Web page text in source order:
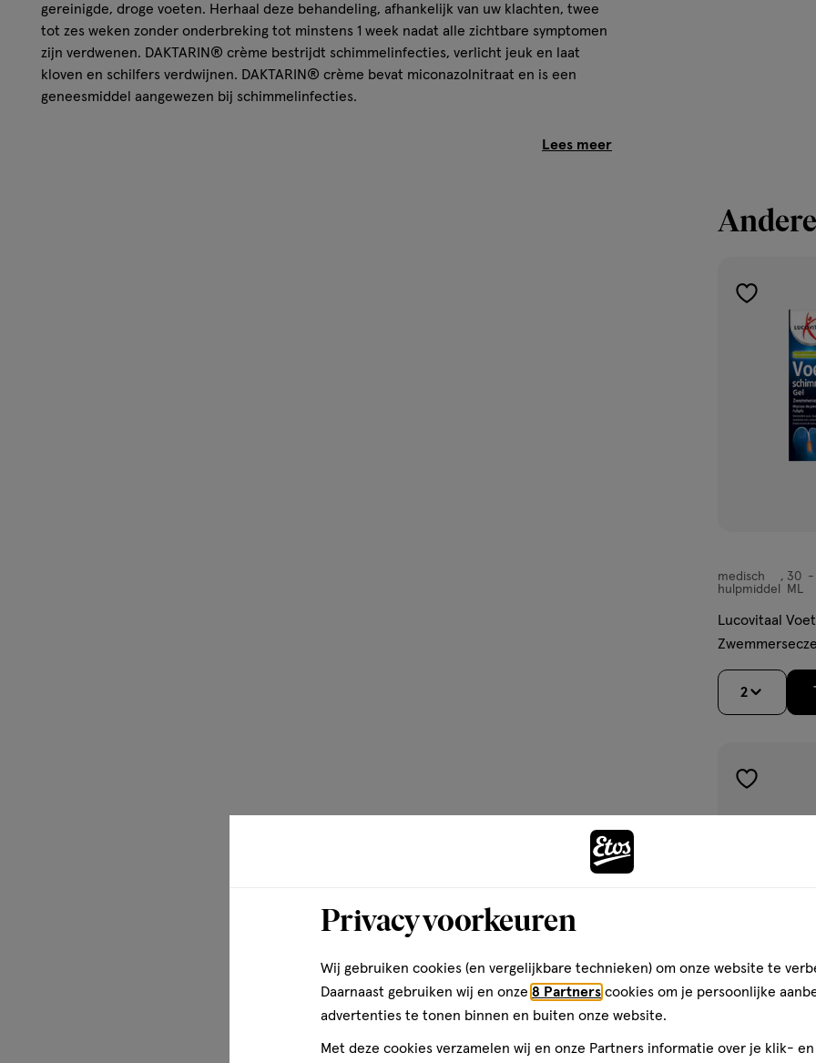
gereinigde, droge voeten. Herhaal deze behandeling, afhankelijk van uw klachten, twee
tot zes weken zonder onderbreking tot minstens 1 week nadat alle zichtbare symptomen
zijn verdwenen. DAKTARIN® crème bestrijdt schimmelinfecties, verlicht jeuk en laat
kloven en schilfers verdwijnen. DAKTARIN® crème bevat miconazolnitraat en is een
geneesmiddel aangewezen bij schimmelinfecties.
toevoegen
verlanglijst
medisch
gel
medisch
hulpmiddel
30
ML
Lucovitaal
2
toevoegen
aan
Privacy voorkeuren
Wij gebruiken cookies (en vergelijkbare technieken) om onze website te
Daarnaast gebruiken wij en onze 8 Partners cookies om je persoonlijke
advertenties te tonen binnen en buiten onze website.
Met deze cookies verzamelen wij en onze Partners informatie over je klik-